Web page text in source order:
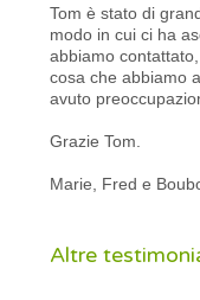
Tom è stato di
modo in cui ci ha
abbiamo
cosa che abbiamo
avuto
Grazie Tom.
Marie, Fred e
Altre